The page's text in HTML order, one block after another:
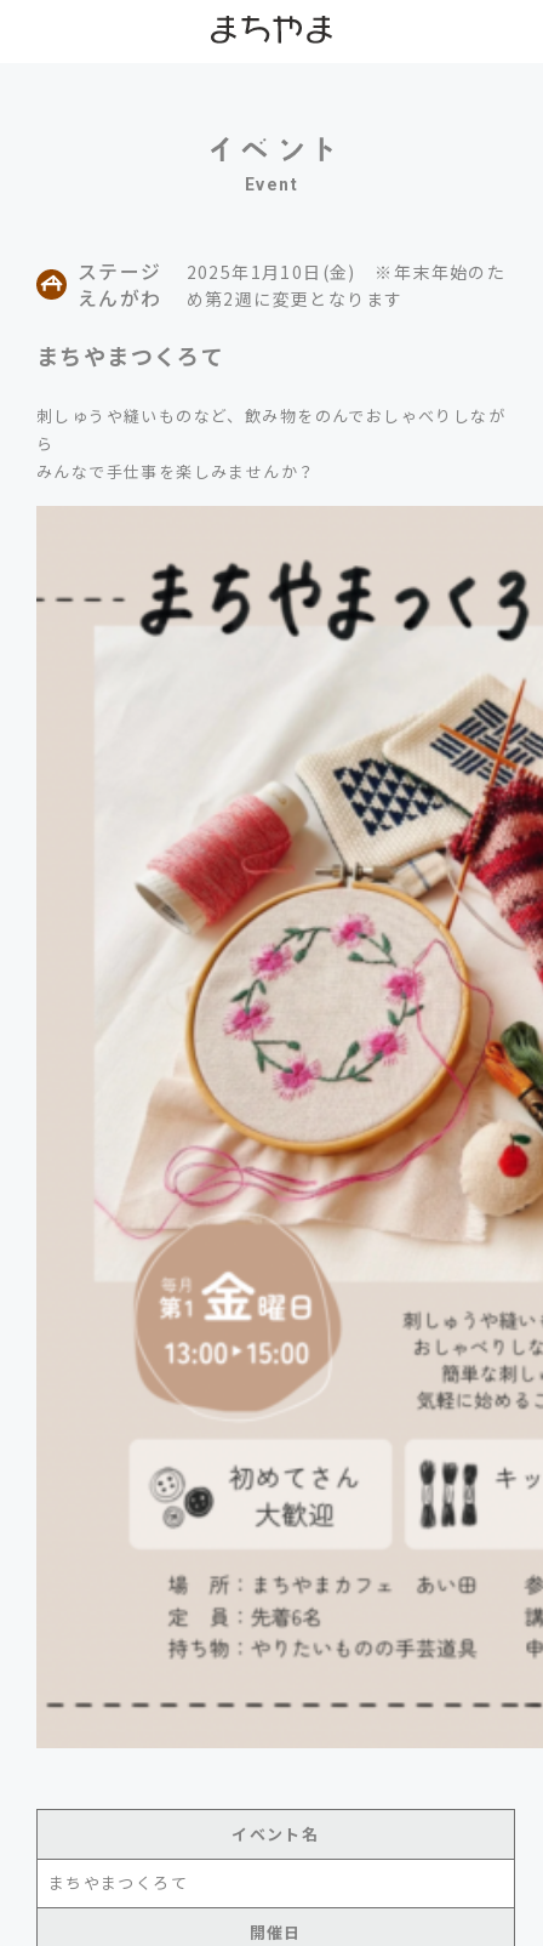
Event
ステージ
えんがわ
2025年1月10日(金) ※年末年始のた
め第2週に変更となります
まちやまつくろて
刺しゅうや縫いものなど、飲み物をのんでおしゃべりしなが
ら
みんなで手仕事を楽しみませんか？
イベント名
まちやまつくろて
開催日